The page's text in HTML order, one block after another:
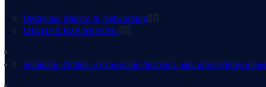
Desayuno Minero & Networking
MINDER B2B MINING
Seminario Online: «Exposición de marca para proveedores